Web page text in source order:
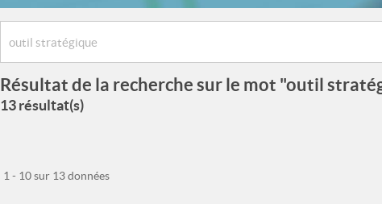
Résultat de la recherche sur le mot "outil
13 résultat(s)
1 - 10 sur 13 données